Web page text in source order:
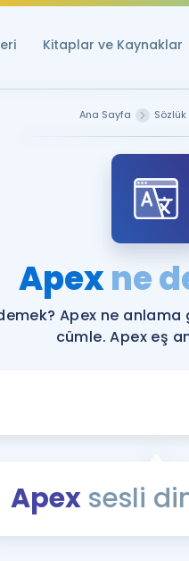
Kitaplar ve Kaynaklar
Ana Sayfa Sözlük
Apexne
Apex ne
cümle. Apex eş
Apex sesli